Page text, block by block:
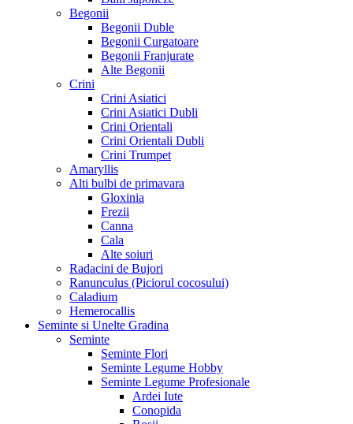
Begonii
Begonii Duble
Begonii Curgatoare
Begonii Franjurate
Alte Begonii
Crini
Crini Asiatici
Crini Asiatici Dubli
Crini Orientali
Crini Orientali Dubli
Crini Trumpet
Amaryllis
Alti bulbi de primavara
Gloxinia
Frezii
Canna
Cala
Alte soiuri
Radacini de Bujori
Ranunculus (Piciorul cocosului)
Caladium
Hemerocallis
Seminte si Unelte Gradina
Seminte
Seminte Flori
Seminte Legume Hobby
Seminte Legume Profesionale
Ardei Iute
Conopida